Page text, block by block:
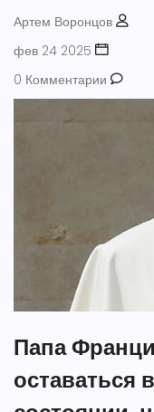
Артем Воронцов
фев 24 2025
0 Комментарии
Папа
оставаться